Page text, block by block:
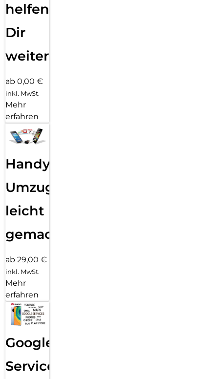
helfen
Dir
weiter
ab 0,00 €
inkl. MwSt.
Mehr
erfahren
Handy
Umzug
leicht
gemacht!
ab 29,00 €
inkl. MwSt.
Mehr
erfahren
Google
Services